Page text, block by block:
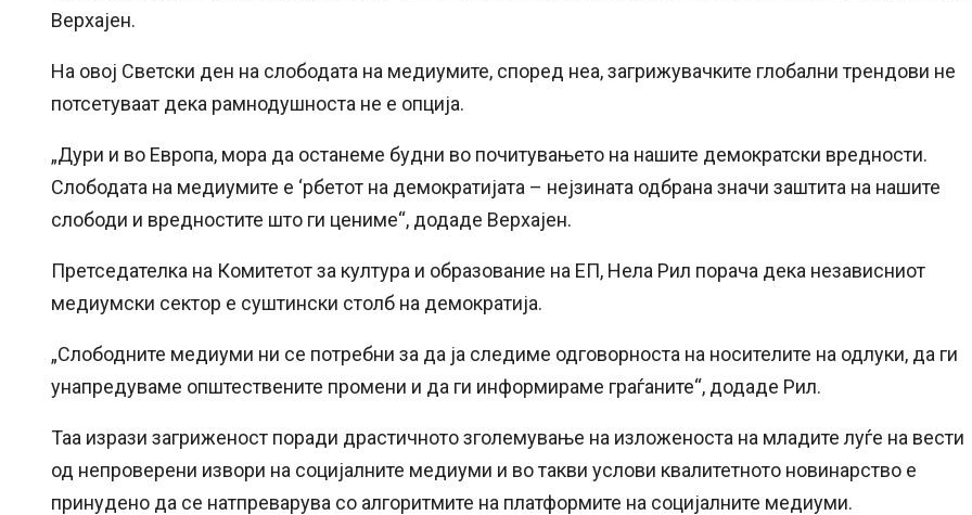
Верхајен.
На овој Светски ден на слободата на медиумите, според неа, загрижувачките глобални трендови не
потсетуваат дека рамнодушноста не е опција.
„Дури и во Европа, мора да останеме будни во почитувањето на нашите демократски вредности.
Слободата на медиумите е ‘рбетот на демократијата – нејзината одбрана значи заштита на нашите
слободи и вредностите што ги цениме“, додаде Верхајен.
Претседателка на Комитетот за култура и образование на ЕП, Нела Рил порача дека независниот
медиумски сектор е суштински столб на демократија.
„Слободните медиуми ни се потребни за да ја следиме одговорноста на носителите на одлуки, да ги
унапредуваме општествените промени и да ги информираме граѓаните“, додаде Рил.
Таа изрази загриженост поради драстичното зголемување на изложеноста на младите луѓе на вести
од непроверени извори на социјалните медиуми и во такви услови квалитетното новинарство е
принудено да се натпреварува со алгоритмите на платформите на социјалните медиуми.